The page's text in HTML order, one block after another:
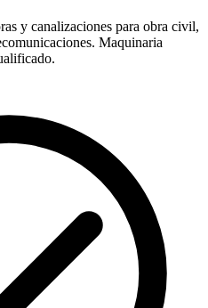
y canalizaciones para obra civil,
Maquinaria